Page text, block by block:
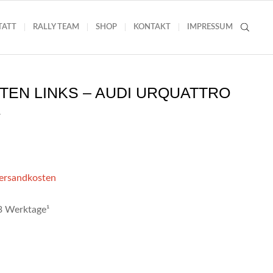
RALLY TEAM SHOP KONTAKT IMPRESSUM
LINKS – AUDI URQUATTRO
Werktage¹